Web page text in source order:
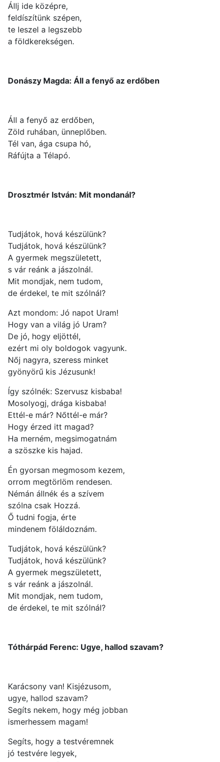
Állj ide középre,
feldíszítünk szépen,
te leszel a legszebb
a földkerekségen.
Donászy Magda: Áll a fenyő az erdőben
Áll a fenyő az erdőben,
Zöld ruhában, ünneplőben.
Tél van, ága csupa hó,
Ráfújta a Télapó.
Drosztmér István: Mit mondanál?
Tudjátok, hová készülünk?
Tudjátok, hová készülünk?
A gyermek megszületett,
s vár reánk a jászolnál.
Mit mondjak, nem tudom,
de érdekel, te mit szólnál?
Azt mondom: Jó napot Uram!
Hogy van a világ jó Uram?
De jó, hogy eljöttél,
ezért mi oly boldogok vagyunk.
Nőj nagyra, szeress minket
gyönyörű kis Jézusunk!
Így szólnék: Szervusz kisbaba!
Mosolyogj, drága kisbaba!
Ettél-e már? Nőttél-e már?
Hogy érzed itt magad?
Ha merném, megsimogatnám
a szöszke kis hajad.
Én gyorsan megmosom kezem,
orrom megtörlöm rendesen.
Némán állnék és a szívem
szólna csak Hozzá.
Ő tudni fogja, érte
mindenem föláldoznám.
Tudjátok, hová készülünk?
Tudjátok, hová készülünk?
A gyermek megszületett,
s vár reánk a jászolnál.
Mit mondjak, nem tudom,
de érdekel, te mit szólnál?
Tóthárpád Ferenc: Ugye, hallod szavam?
Karácsony van! Kisjézusom,
ugye, hallod szavam?
Segíts nekem, hogy még jobban
ismerhessem magam!
Segíts, hogy a testvéremnek
jó testvére legyek,